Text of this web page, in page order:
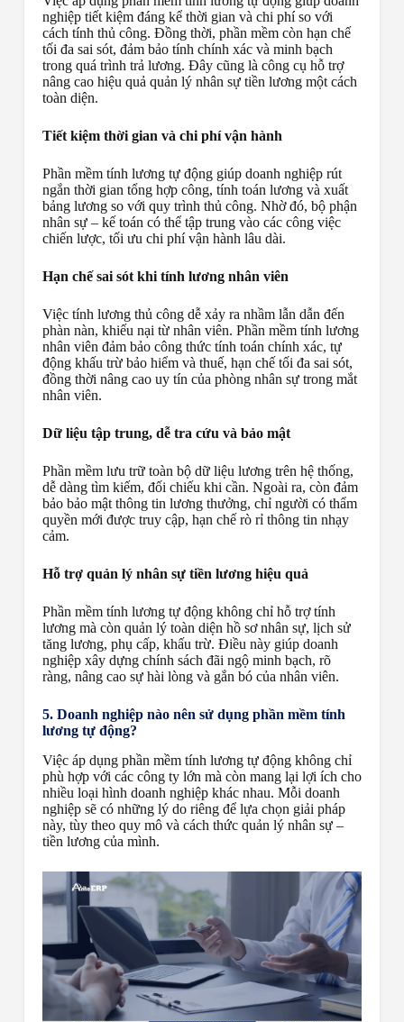
nghiệp tiết kiệm đáng kể thời gian và chi phí so với
cách tính thủ công. Đồng thời, phần mềm còn hạn chế
tối đa sai sót, đảm bảo tính chính xác và minh bạch
trong quá trình trả lương. Đây cũng là công cụ hỗ trợ
nâng cao hiệu quả quản lý nhân sự tiền lương một cách
toàn diện.
Tiết kiệm thời gian và chi phí vận hành
Phần mềm tính lương tự động giúp doanh nghiệp rút
ngắn thời gian tổng hợp công, tính toán lương và xuất
bảng lương so với quy trình thủ công. Nhờ đó, bộ phận
nhân sự – kế toán có thể tập trung vào các công việc
chiến lược, tối ưu chi phí vận hành lâu dài.
Hạn chế sai sót khi tính lương nhân viên
Việc tính lương thủ công dễ xảy ra nhầm lẫn dẫn đến
phàn nàn, khiếu nại từ nhân viên. Phần mềm tính lương
nhân viên đảm bảo công thức tính toán chính xác, tự
động khấu trừ bảo hiểm và thuế, hạn chế tối đa sai sót,
đồng thời nâng cao uy tín của phòng nhân sự trong mắt
nhân viên.
Dữ liệu tập trung, dễ tra cứu và bảo mật
Phần mềm lưu trữ toàn bộ dữ liệu lương trên hệ thống,
dễ dàng tìm kiếm, đối chiếu khi cần. Ngoài ra, còn đảm
bảo bảo mật thông tin lương thưởng, chỉ người có thẩm
quyền mới được truy cập, hạn chế rò rỉ thông tin nhạy
cảm.
Hỗ trợ quản lý nhân sự tiền lương hiệu quả
Phần mềm tính lương tự động không chỉ hỗ trợ tính
lương mà còn quản lý toàn diện hồ sơ nhân sự, lịch sử
tăng lương, phụ cấp, khấu trừ. Điều này giúp doanh
nghiệp xây dựng chính sách đãi ngộ minh bạch, rõ
ràng, nâng cao sự hài lòng và gắn bó của nhân viên.
5. Doanh nghiệp nào nên sử dụng phần mềm tính
lương tự động?
Việc áp dụng phần mềm tính lương tự động không chỉ
phù hợp với các công ty lớn mà còn mang lại lợi ích cho
nhiều loại hình doanh nghiệp khác nhau. Mỗi doanh
nghiệp sẽ có những lý do riêng để lựa chọn giải pháp
này, tùy theo quy mô và cách thức quản lý nhân sự –
tiền lương của mình.